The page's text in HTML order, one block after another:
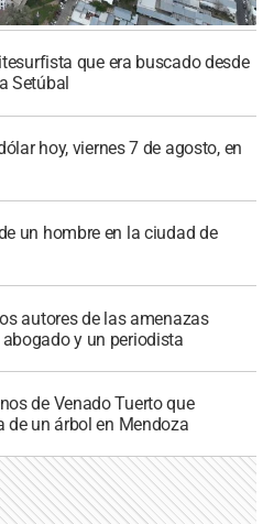
que era buscado desde
Setúbal
hoy, viernes 7 de agosto, en
un hombre en la ciudad de
autores de las amenazas
y un periodista
de Venado Tuerto que
de un árbol en Mendoza